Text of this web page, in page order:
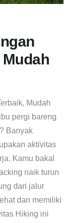
Mudah
pergi bareng
Banyak
aktivitas
Kamu bakal
naik turun
dari jalur
dan memiliki
Hiking ini